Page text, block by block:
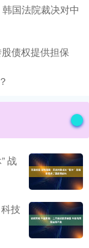
国法院裁决对中
债权提供担保
战
技